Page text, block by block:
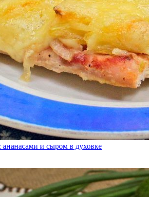
ананасами и сыром в духовке